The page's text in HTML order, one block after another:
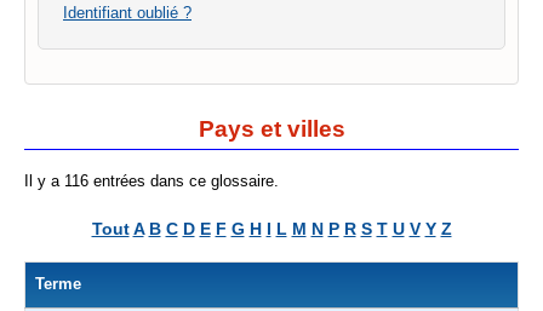
Identifiant oublié ?
Pays et villes
Il y a 116 entrées dans ce glossaire.
Tout A B C D E F G H I L M N P R S T U V Y Z
Terme